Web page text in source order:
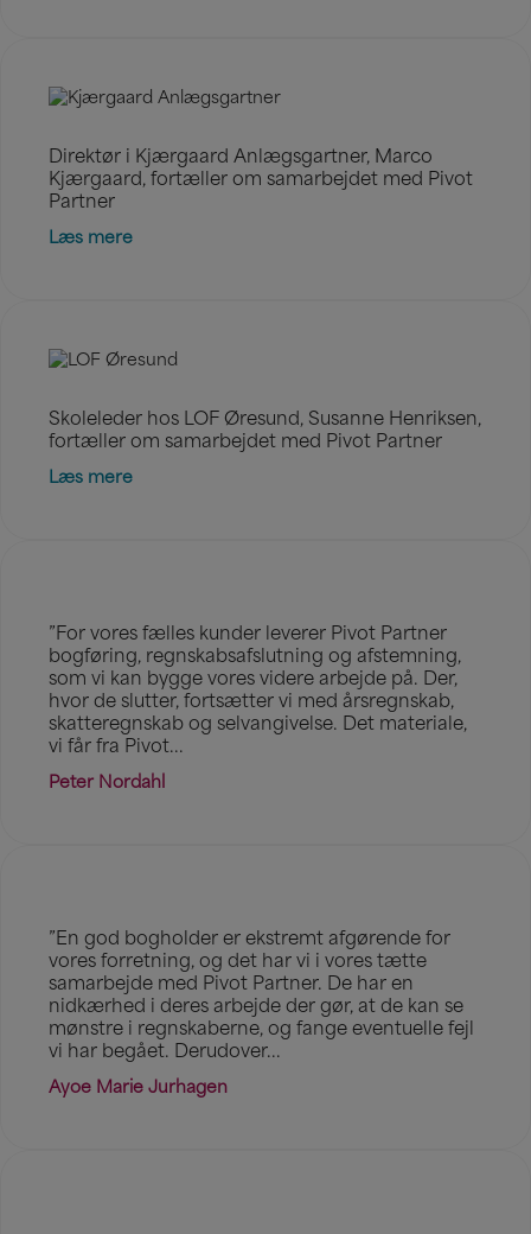
Direktør i Kjærgaard Anlægsgartner, Marco
Kjærgaard, fortæller om samarbejdet med Pivot
Partner
Læs mere
Skoleleder hos LOF Øresund, Susanne Henriksen,
fortæller om samarbejdet med Pivot Partner
Læs mere
”For vores fælles kunder leverer Pivot Partner
bogføring, regnskabsafslutning og afstemning,
som vi kan bygge vores videre arbejde på. Der,
hvor de slutter, fortsætter vi med årsregnskab,
skatteregnskab og selvangivelse. Det materiale,
vi får fra Pivot...
Peter Nordahl
”En god bogholder er ekstremt afgørende for
vores forretning, og det har vi i vores tætte
samarbejde med Pivot Partner. De har en
nidkærhed i deres arbejde der gør, at de kan se
mønstre i regnskaberne, og fange eventuelle fejl
vi har begået. Derudover...
Ayoe Marie Jurhagen